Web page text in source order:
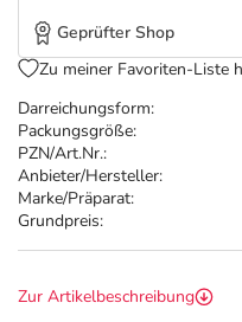
Marken
Darreichungsform:
Packungsgröße:
PZN/Art.Nr.:
Anbieter/Hersteller:
Marke/Präparat:
Grundpreis:
Geprüfter Shop
Zu meiner Favoriten-Liste
Zur Artikelbeschreibung